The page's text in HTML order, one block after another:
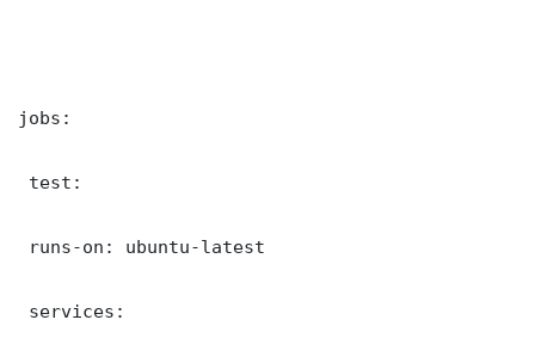
jobs:
test:
runs-on: ubuntu-latest
services: